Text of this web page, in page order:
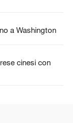
a Washington
cinesi con